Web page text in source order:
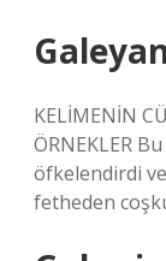
KELİMENİN
ÖRNEKLER
öfkelendirdi
fetheden